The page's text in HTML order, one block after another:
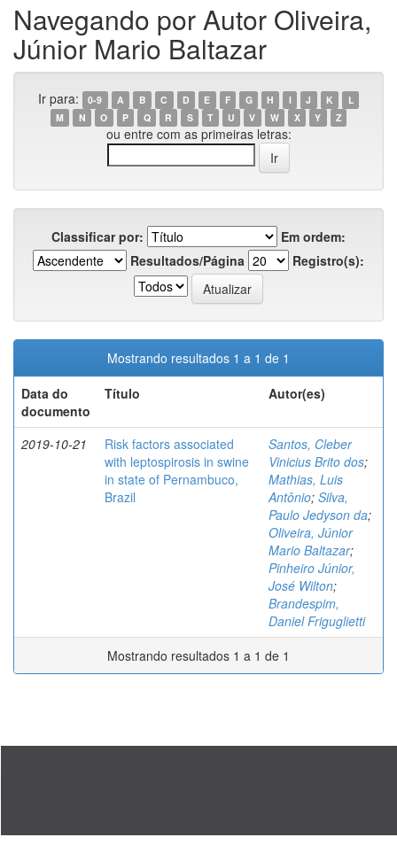
Navegando por Autor Oliveira,
Júnior Mario Baltazar
Ir para: 0-9 A B C D E F G H I J K
L
M
N O P Q R S T U V W X Y Z
ou entre com as primeiras letras:
Classificar por:
Em ordem:
Resultados/Página
Registro(s):
Mostrando resultados 1 a 1 de 1
Data do
documento
Título Autor(es)
2019-10-21
Risk factors associated
with leptospirosis in swine
in state of Pernambuco,
Brazil
Santos, Cleber
Vinicius Brito dos;
Mathias, Luis
Antônio; Silva,
Paulo Jedyson da;
Oliveira, Júnior
Mario Baltazar;
Pinheiro Júnior,
José Wilton;
Brandespim,
Daniel Friguglietti
Mostrando resultados 1 a 1 de 1